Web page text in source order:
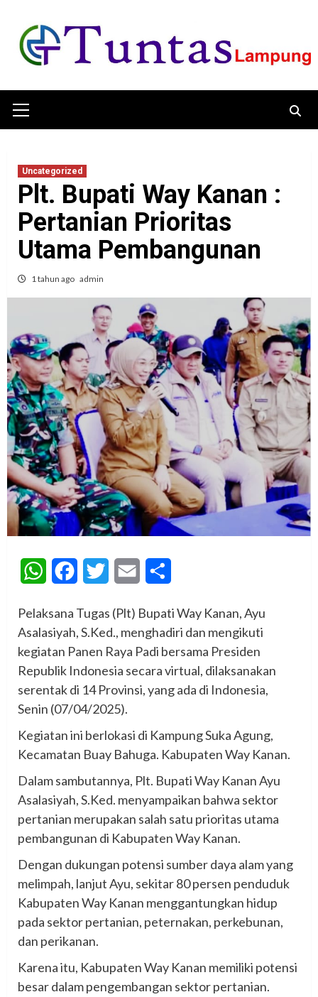
content
Menu
Uncategorized
Plt. Bupati Way Kanan :
Pertanian Prioritas
Utama Pembangunan
1 tahun ago admin
WhatsAppFacebookTwitter Email
Pelaksana Tugas (Plt) Bupati Way Kanan, Ayu
Asalasiyah, S.Ked., menghadiri dan mengikuti
kegiatan Panen Raya Padi bersama Presiden
Republik Indonesia secara virtual, dilaksanakan
serentak di 14 Provinsi, yang ada di Indonesia,
Senin (07/04/2025).
Kegiatan ini berlokasi di Kampung Suka Agung,
Kecamatan Buay Bahuga. Kabupaten Way Kanan.
Dalam sambutannya, Plt. Bupati Way Kanan Ayu
Asalasiyah, S.Ked. menyampaikan bahwa sektor
pertanian merupakan salah satu prioritas utama
pembangunan di Kabupaten Way Kanan.
Dengan dukungan potensi sumber daya alam yang
melimpah, lanjut Ayu, sekitar 80 persen penduduk
Kabupaten Way Kanan menggantungkan hidup
pada sektor pertanian, peternakan, perkebunan,
dan perikanan.
Karena itu, Kabupaten Way Kanan memiliki potensi
besar dalam pengembangan sektor pertanian.